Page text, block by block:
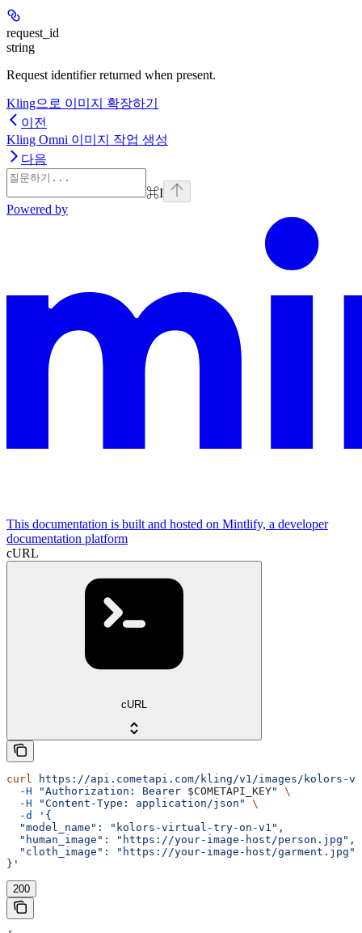
request_id
string
Request identifier returned when present.
Kling으로 이미지 확장하기
이전
Kling Omni 이미지 작업 생성
다음
⌘I
Powered by
This documentation is built and hosted on Mintlify, a developer
documentation platform
cURL
cURL
curl
https://api.cometapi.com/kling/v1/images/kolors-
  -H
"Authorization: Bearer $COMETAPI_KEY"
\
  -H
"Content-Type: application/json"
\
  -d
'{
  "model_name": "kolors-virtual-try-on-v1",
  "human_image": "https://your-image-host/person.jpg",
  "cloth_image": "https://your-image-host/garment.jpg"
}'
200